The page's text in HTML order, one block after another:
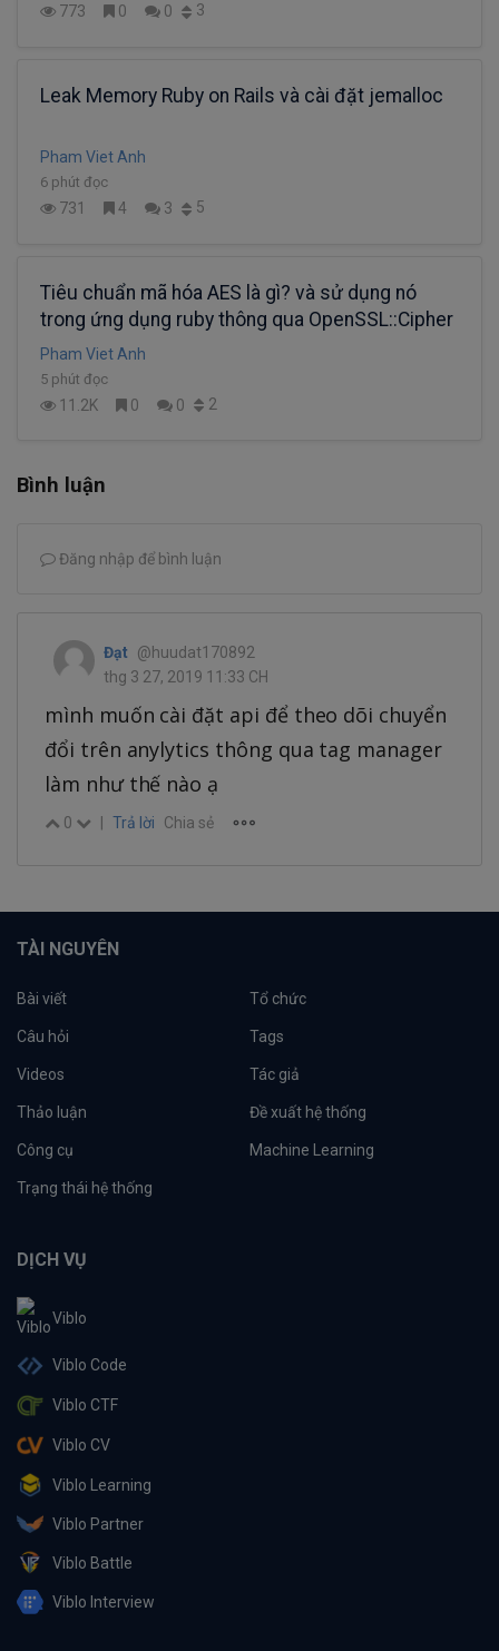
773 0 0 3
Leak Memory Ruby on Rails và cài đặt jemalloc
Pham Viet Anh
6 phút đọc
731 4 3 5
Tiêu chuẩn mã hóa AES là gì? và sử dụng nó
trong ứng dụng ruby thông qua OpenSSL::Cipher
Pham Viet Anh
5 phút đọc
11.2K 0 0 2
Bình luận
Đăng nhập để bình luận
Đạt
@huudat170892
thg 3 27, 2019 11:33 CH
mình muốn cài đặt api để theo dõi chuyển
đổi trên anylytics thông qua tag manager
làm như thế nào ạ
0 Trả lời Chia sẻ
TÀI NGUYÊN
Bài viết Tổ chức
Câu hỏi Tags
Videos Tác giả
Thảo luận Đề xuất hệ thống
Công cụ Machine Learning
Trạng thái hệ thống
DỊCH VỤ
Viblo
Viblo Code
Viblo CTF
Viblo CV
Viblo Learning
Viblo Partner
Viblo Battle
Viblo Interview